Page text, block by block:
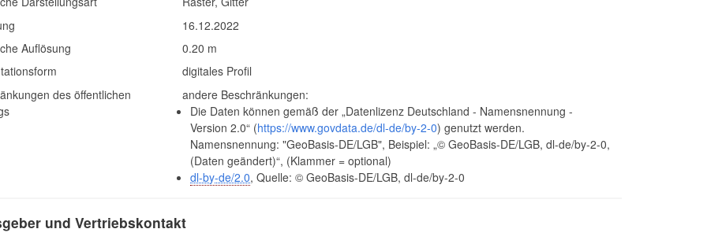
16.12.2022
Auflösung
0.20 m
digitales Profil
des öffentlichen
andere Beschränkungen:
Die Daten können gemäß der „Datenlizenz Deutschland - Namensnennung -
Version 2.0“ (https://www.govdata.de/dl-de/by-2-0) genutzt werden.
Namensnennung: "GeoBasis-DE/LGB", Beispiel: „© GeoBasis-DE/LGB, dl-de/by-2-0,
(Daten geändert)“, (Klammer = optional)
dl-by-de/2.0, Quelle: © GeoBasis-DE/LGB, dl-de/by-2-0
und Vertriebskontakt